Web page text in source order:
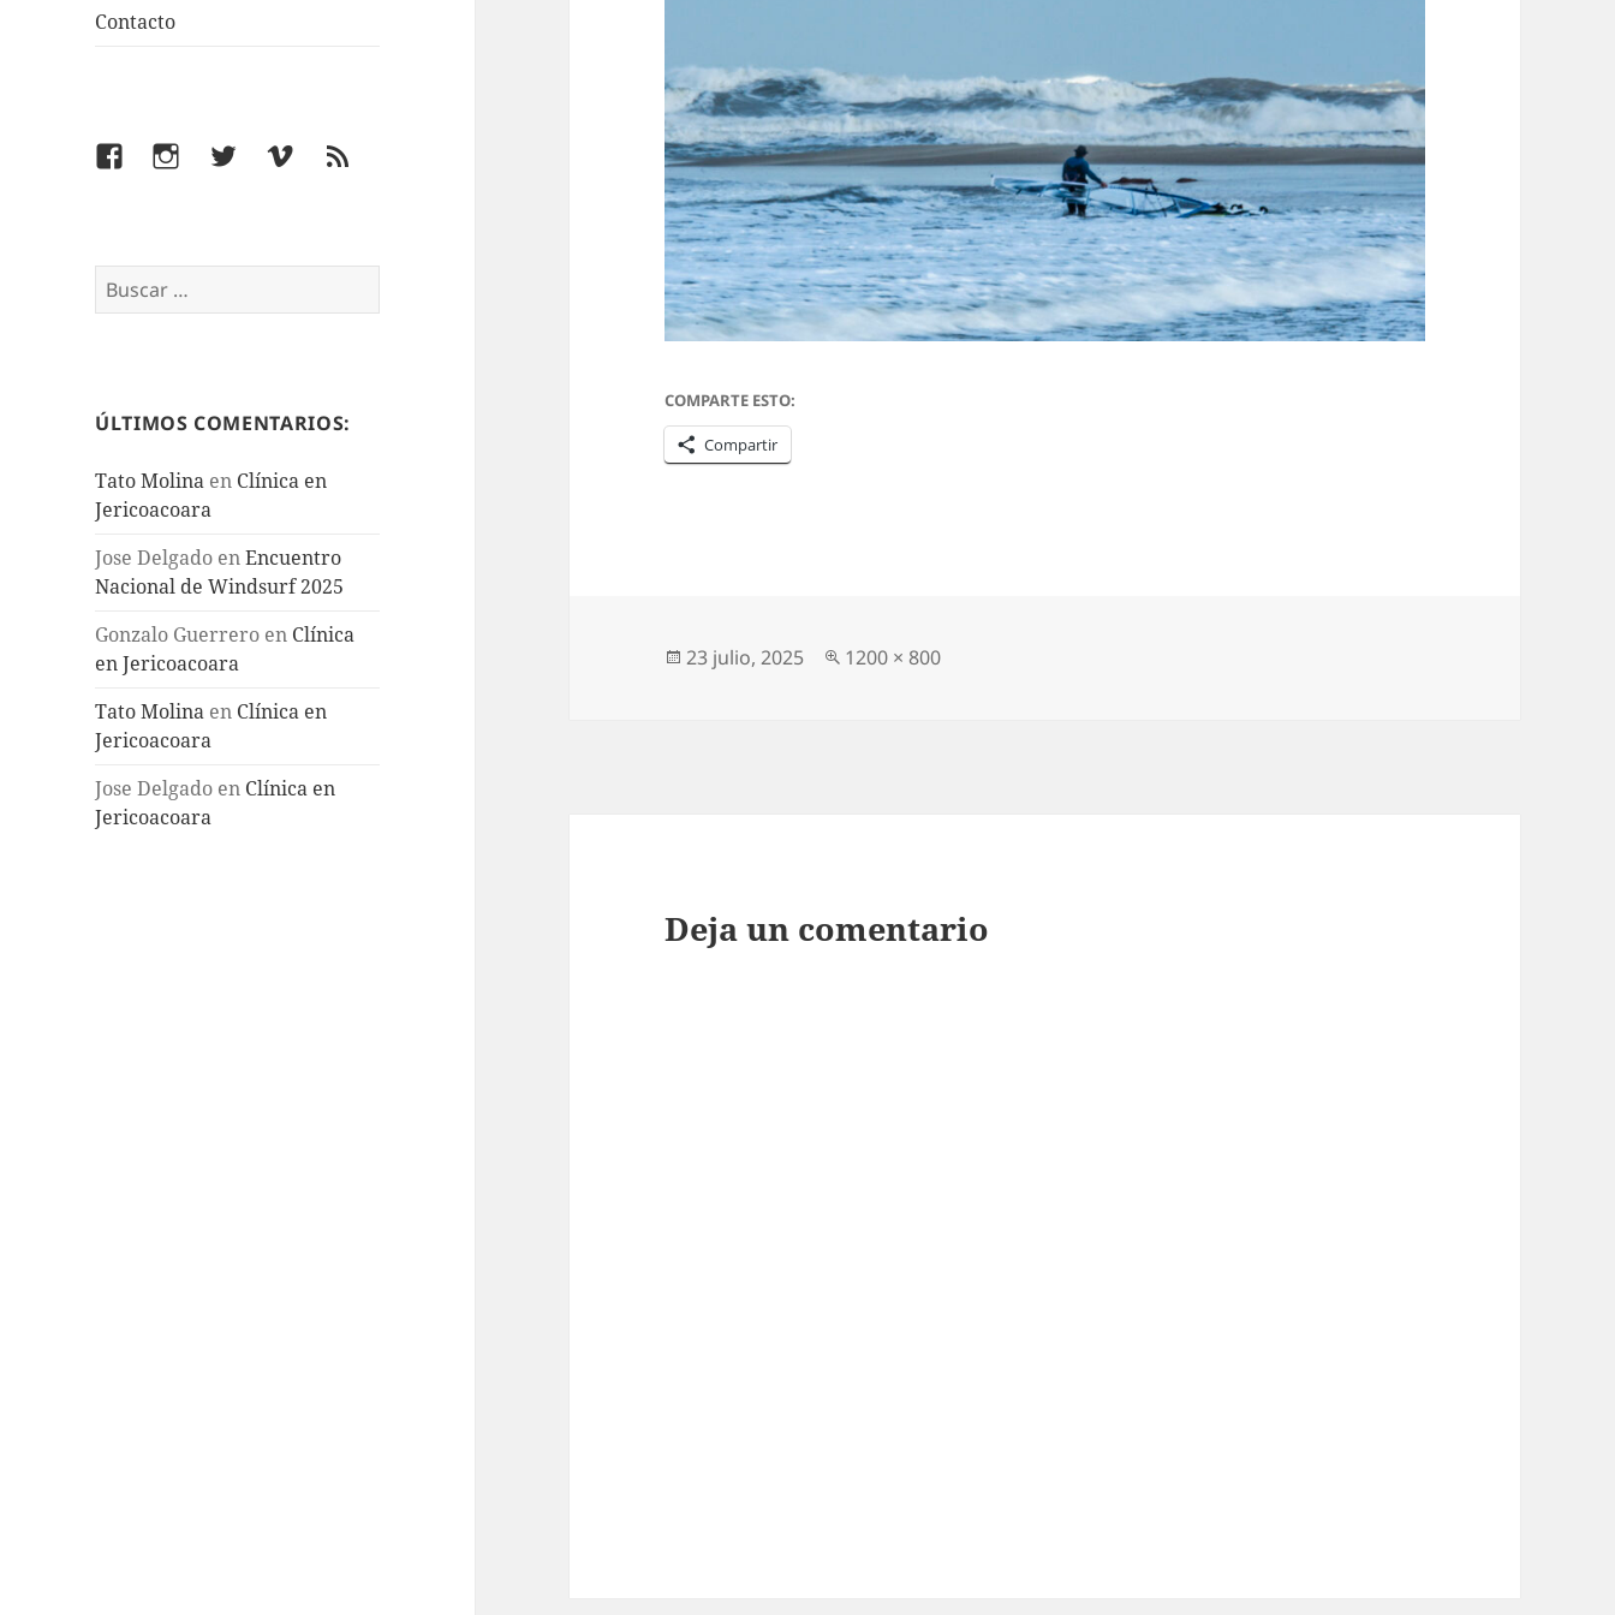
Contacto
FacebookInstagramTwitterVimeoFeed
Buscar:
ÚLTIMOS COMENTARIOS:
Tato Molina en Clínica en
Jericoacoara
Jose Delgado enEncuentro
Nacional de Windsurf 2025
Gonzalo Guerrero en Clínica
en Jericoacoara
Tato Molina en Clínica en
Jericoacoara
Jose Delgado en Clínica en
Jericoacoara
COMPARTE ESTO:
Compartir
Publicado
23 julio, 2025
Tamaño
1200 × 800
Deja un comentario